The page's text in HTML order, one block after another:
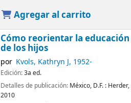
Agregar al carrito
Cómo reorientar la educación
de los hijos
por Kvols, Kathryn J, 1952-
Edición:3a ed.
Detalles de publicación: México, D.F. : Herder,
2010